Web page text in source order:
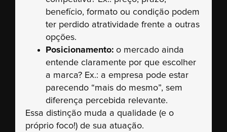
benefício, formato ou condição podem
ter perdido atratividade frente a outras
opções.
Posicionamento: o mercado ainda
entende claramente por que escolher
a marca? Ex.: a empresa pode estar
parecendo “mais do mesmo”, sem
diferença percebida relevante.
Essa distinção muda a qualidade (e o
próprio foco!) de sua atuação.